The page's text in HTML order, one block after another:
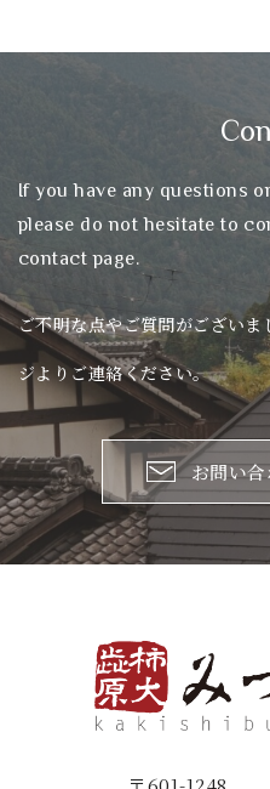
If you have any questions
please do not hesitate to
contact page.
ご不明な点やご質問がござい
ジよりご連絡ください。
お問い